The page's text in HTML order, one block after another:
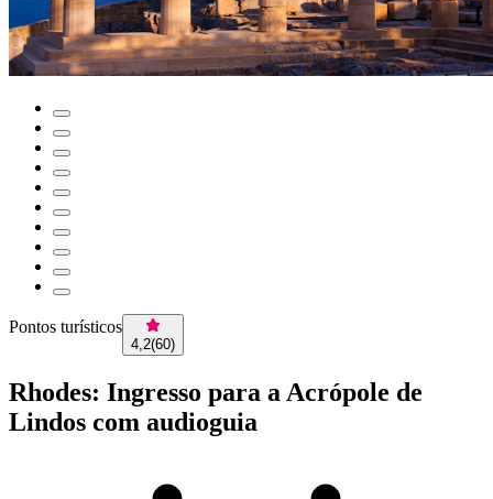
Pontos turísticos
4,2(60)
Rhodes: Ingresso para a Acrópole de
Lindos com audioguia